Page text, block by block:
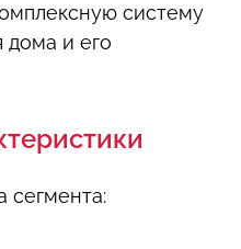
систему
дома и его
сегмента: